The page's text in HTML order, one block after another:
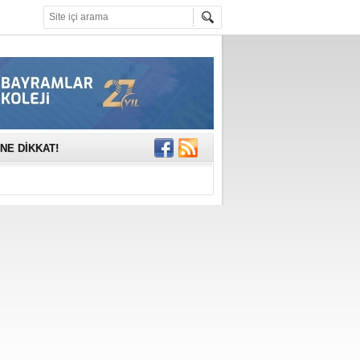
anlamlı
DİKKAT!